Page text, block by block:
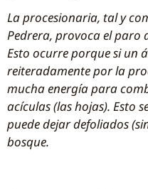
La procesionaria, tal y
Pedrera, provoca el paro
Esto ocurre porque si un
reiteradamente por la
mucha energía para
acículas (las hojas). Esto
puede dejar defoliados
bosque.